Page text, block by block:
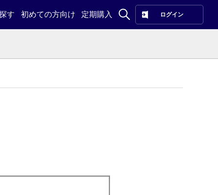
す 初めての方向け 定期購入 ログイン